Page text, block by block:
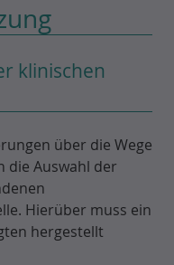
klinischen
über die Wege
die Auswahl der
Hierüber muss ein
hergestellt